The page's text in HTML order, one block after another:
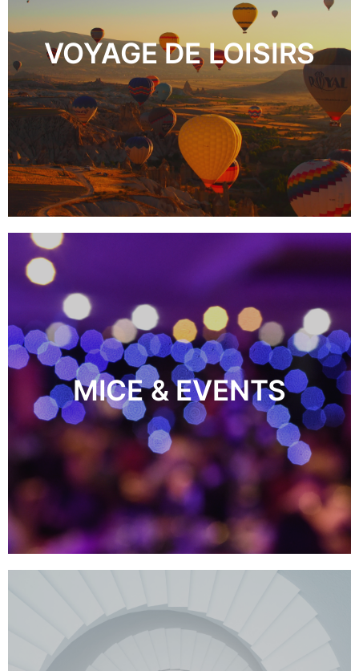
VOYAGE DE LOISIRS
DÉCOUVRIR
MICE & EVENTS
DÉCOUVRIR